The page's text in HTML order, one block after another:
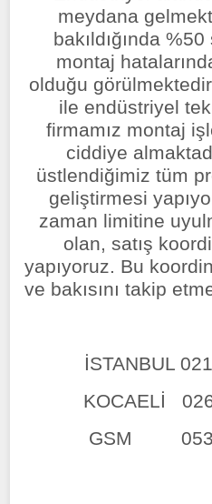
meydana
bakıldığında
montaj
olduğu
ile endüstriyel
firmamız montaj
ciddiye
üstlendiğimiz tüm
geliştirmesi
zaman limitine
olan, satış
yapıyoruz. Bu
ve bakısını takip
İSTANBUL
KOCAELİ
GSM 0539